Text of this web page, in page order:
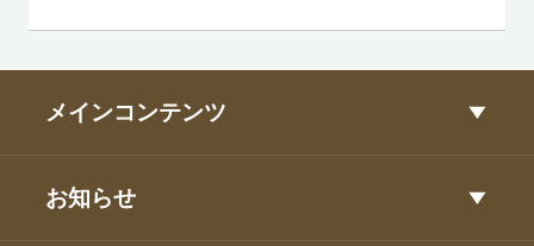
メインコンテンツ
お知らせ